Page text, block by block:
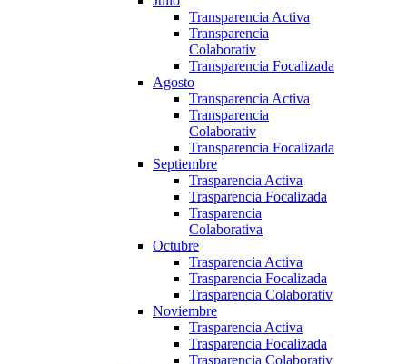
Transparencia Activa
Transparencia
Colaborativ
Transparencia Focalizada
Agosto
Transparencia Activa
Transparencia
Colaborativ
Transparencia Focalizada
Septiembre
Trasparencia Activa
Trasparencia Focalizada
Trasparencia
Colaborativa
Octubre
Trasparencia Activa
Trasparencia Focalizada
Trasparencia Colaborativ
Noviembre
Trasparencia Activa
Trasparencia Focalizada
Trasparencia Colaborativ